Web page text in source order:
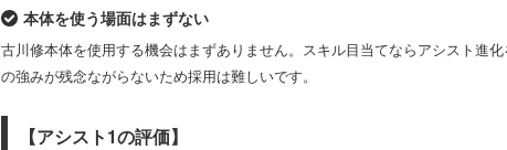
本体を使う場面はまずない
古川修本体を使用する機会はまずありません。スキル目当てならアシスト進
の強みが残念ながらないため採用は難しいです。
【アシスト1の評価】